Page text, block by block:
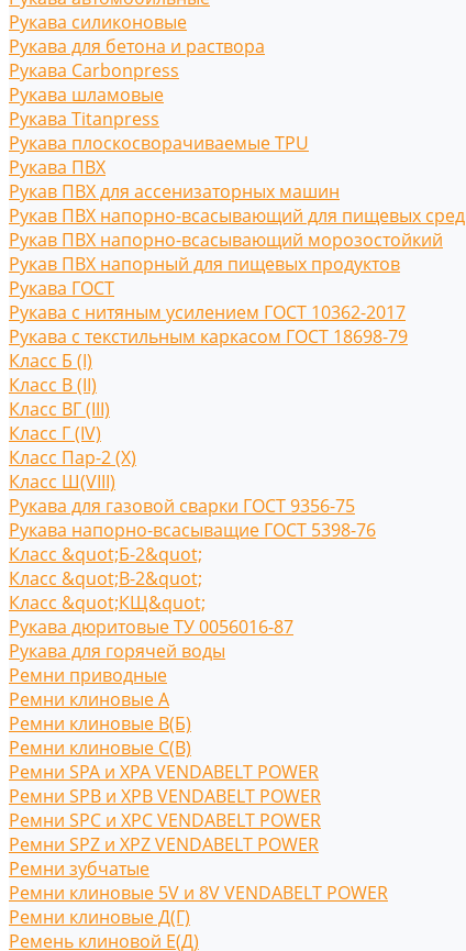
Рукава силиконовые
Рукава для бетона и раствора
Рукава Carbonpress
Рукава шламовые
Рукава Titanpress
Рукава плоскосворачиваемые TPU
Рукава ПВХ
Рукав ПВХ для ассенизаторных машин
Рукав ПВХ напорно-всасывающий для пищевых сред
Рукав ПВХ напорно-всасывающий морозостойкий
Рукав ПВХ напорный для пищевых продуктов
Рукава ГОСТ
Рукава с нитяным усилением ГОСТ 10362-2017
Рукава с текстильным каркасом ГОСТ 18698-79
Класс Б (I)
Класс В (II)
Класс ВГ (III)
Класс Г (IV)
Класс Пар-2 (X)
Класс Ш(VIII)
Рукава для газовой сварки ГОСТ 9356-75
Рукава напорно-всасыващие ГОСТ 5398-76
Класс &quot;Б-2&quot;
Класс &quot;В-2&quot;
Класс &quot;КЩ&quot;
Рукава дюритовые ТУ 0056016-87
Рукава для горячей воды
Ремни приводные
Ремни клиновые A
Ремни клиновые В(Б)
Ремни клиновые С(B)
Ремни SPA и XPA VENDABELT POWER
Ремни SPB и XPB VENDABELT POWER
Ремни SPC и XPC VENDABELT POWER
Ремни SPZ и XPZ VENDABELT POWER
Ремни зубчатые
Ремни клиновые 5V и 8V VENDABELT POWER
Ремни клиновые Д(Г)
Ремень клиновой Е(Д)